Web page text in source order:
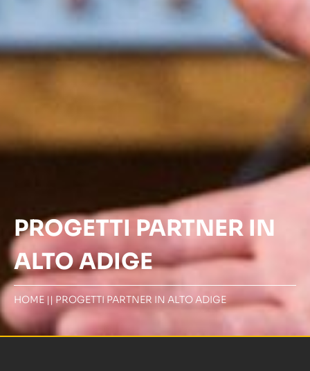
PROGETTI PARTNER IN
ALTO ADIGE
HOME || PROGETTI PARTNER IN ALTO ADIGE